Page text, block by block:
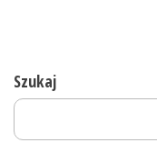
Szukaj